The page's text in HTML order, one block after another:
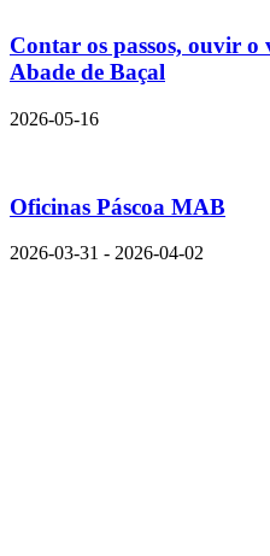
Contar os passos, ouvir
Abade de Baçal
2026-05-16
Oficinas Páscoa MAB
2026-03-31 - 2026-04-02